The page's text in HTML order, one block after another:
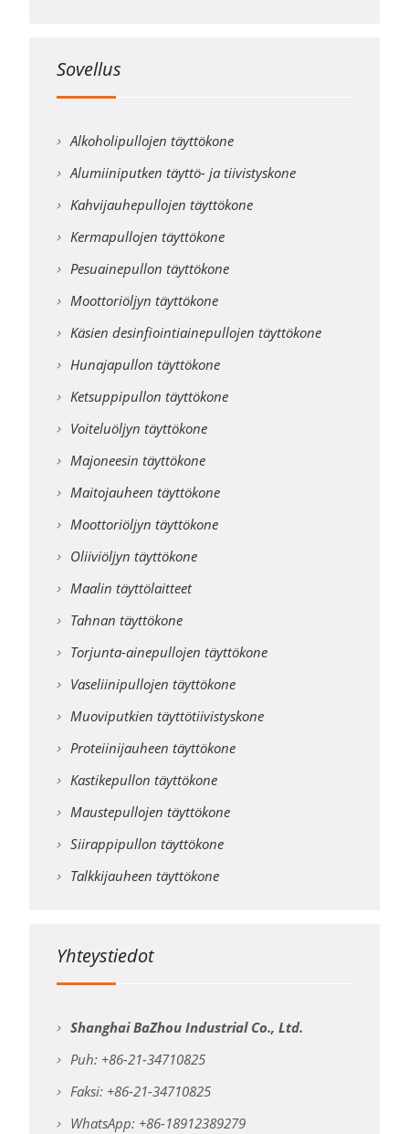
Sovellus
Alkoholipullojen täyttökone
Alumiiniputken täyttö- ja tiivistyskone
Kahvijauhepullojen täyttökone
Kermapullojen täyttökone
Pesuainepullon täyttökone
Moottoriöljyn täyttökone
Käsien desinfiointiainepullojen täyttökone
Hunajapullon täyttökone
Ketsuppipullon täyttökone
Voiteluöljyn täyttökone
Majoneesin täyttökone
Maitojauheen täyttökone
Moottoriöljyn täyttökone
Oliiviöljyn täyttökone
Maalin täyttölaitteet
Tahnan täyttökone
Torjunta-ainepullojen täyttökone
Vaseliinipullojen täyttökone
Muoviputkien täyttötiivistyskone
Proteiinijauheen täyttökone
Kastikepullon täyttökone
Maustepullojen täyttökone
Siirappipullon täyttökone
Talkkijauheen täyttökone
Yhteystiedot
Shanghai BaZhou Industrial Co., Ltd.
Puh: +86-21-34710825
Faksi: +86-21-34710825
WhatsApp: +86-18912389279